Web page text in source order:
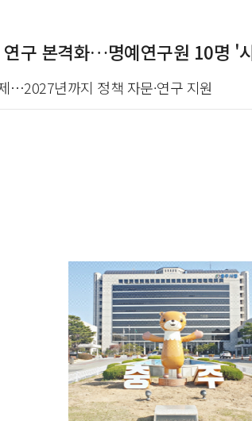
구 본격화…명예연구원 10명 '
…2027년까지 정책 자문·연구 지원